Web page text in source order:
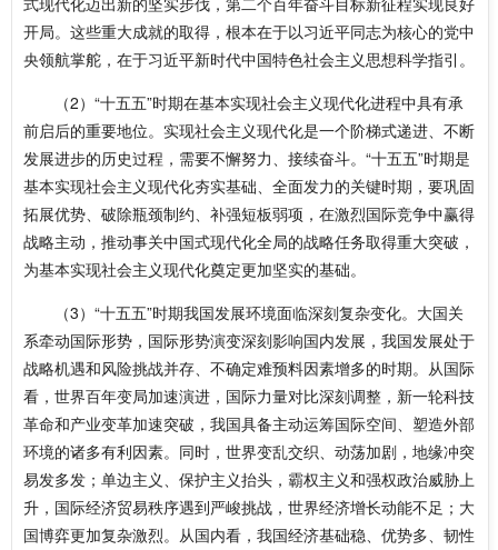
开局。这些重大成就的取得，根本在于以习近平同志为核心的党中
央领航掌舵，在于习近平新时代中国特色社会主义思想科学指引。
（2）“十五五”时期在基本实现社会主义现代化进程中具有承
前启后的重要地位。实现社会主义现代化是一个阶梯式递进、不断
发展进步的历史过程，需要不懈努力、接续奋斗。“十五五”时期是
基本实现社会主义现代化夯实基础、全面发力的关键时期，要巩固
拓展优势、破除瓶颈制约、补强短板弱项，在激烈国际竞争中赢得
战略主动，推动事关中国式现代化全局的战略任务取得重大突破，
为基本实现社会主义现代化奠定更加坚实的基础。
（3）“十五五”时期我国发展环境面临深刻复杂变化。大国关
系牵动国际形势，国际形势演变深刻影响国内发展，我国发展处于
战略机遇和风险挑战并存、不确定难预料因素增多的时期。从国际
看，世界百年变局加速演进，国际力量对比深刻调整，新一轮科技
革命和产业变革加速突破，我国具备主动运筹国际空间、塑造外部
环境的诸多有利因素。同时，世界变乱交织、动荡加剧，地缘冲突
易发多发；单边主义、保护主义抬头，霸权主义和强权政治威胁上
升，国际经济贸易秩序遇到严峻挑战，世界经济增长动能不足；大
国博弈更加复杂激烈。从国内看，我国经济基础稳、优势多、韧性